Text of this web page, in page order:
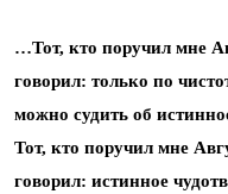
…Тот, кто поручил мне
говорил: только по
можно судить об
Тот, кто поручил мне
говорил: истинное